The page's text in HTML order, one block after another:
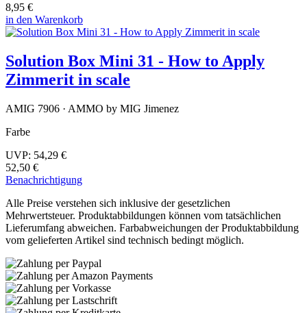
8,95 €
in den Warenkorb
Solution Box Mini 31 - How to Apply
Zimmerit in scale
AMIG 7906 · AMMO by MIG Jimenez
Farbe
UVP: 54,29 €
52,50 €
Benachrichtigung
Alle Preise verstehen sich inklusive der gesetzlichen
Mehrwertsteuer. Produktabbildungen können vom tatsächlichen
Lieferumfang abweichen. Farbabweichungen der Produktabbildung
vom gelieferten Artikel sind technisch bedingt möglich.